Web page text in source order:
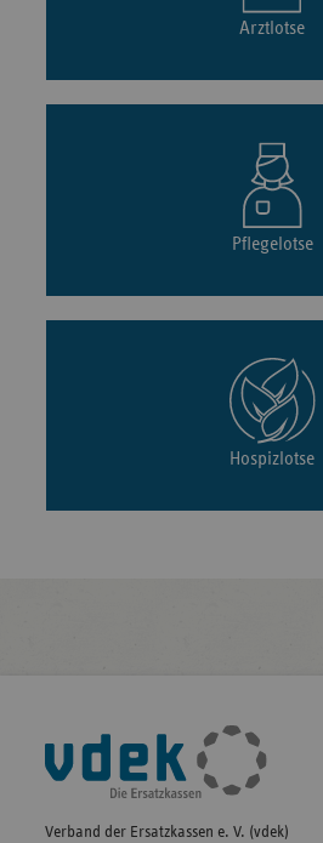
Arztlotse
Pflegelotse
Hospizlotse
Fußleisten-
Navigation
Verband der Ersatzkassen e. V. (vdek)